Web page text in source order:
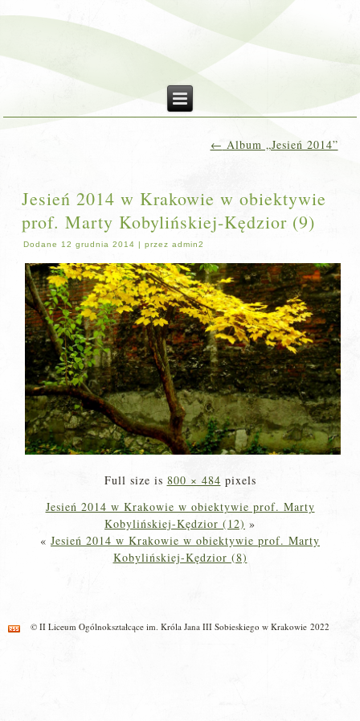
← Album „Jesień 2014”
Jesień 2014 w Krakowie w obiektywie
prof. Marty Kobylińskiej-Kędzior (9)
Dodane 12 grudnia 2014 |przez admin2
Full size is 800 × 484 pixels
Jesień 2014 w Krakowie w obiektywie prof. Marty
Kobylińskiej-Kędzior (12) »
« Jesień 2014 w Krakowie w obiektywie prof. Marty
Kobylińskiej-Kędzior (8)
© II Liceum Ogólnokształcące im. Króla Jana III Sobieskiego w Krakowie 2022